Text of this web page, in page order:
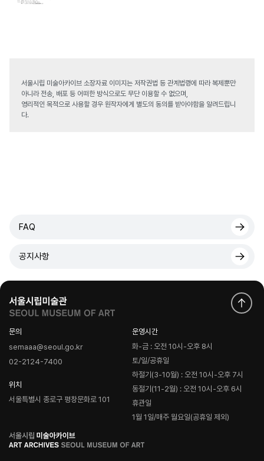
서울시립 미술아카이브 소장자료 이미지는 저작권법 등 관계법령에 따라 복제뿐만
아니라 전송, 배포 등 어떠한 방식으로도 무단 이용할 수 없으며,
영리적인 목적으로 사용할 경우 원작자에게 별도의 동의를 받아야함을 알려드립니
다.
FAQ
공지사항
문의
semaaa@seoul.go.kr
02-2124-7400
위치
서울특별시 종로구 평창문화로 101
운영시간
화-금 : 오전 10시-오후 8시
토/일/공휴일
하절기(3-10월) : 오전 10시-오후 7시
동절기(11-2월) : 오전 10시-오후 6시
휴관일
1월 1일/매주 월요일(공휴일 제외)
로
고